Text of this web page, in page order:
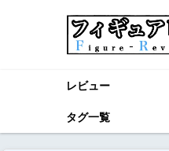
レビュー
タグ一覧